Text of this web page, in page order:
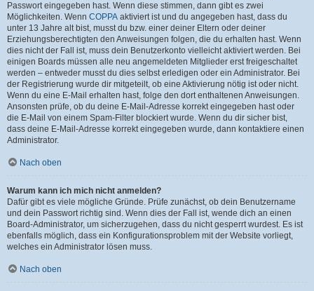
Passwort eingegeben hast. Wenn diese stimmen, dann gibt es zwei
Möglichkeiten. Wenn COPPA aktiviert ist und du angegeben hast, dass du
unter 13 Jahre alt bist, musst du bzw. einer deiner Eltern oder deiner
Erziehungsberechtigten den Anweisungen folgen, die du erhalten hast. Wenn
dies nicht der Fall ist, muss dein Benutzerkonto vielleicht aktiviert werden. Bei
einigen Boards müssen alle neu angemeldeten Mitglieder erst freigeschaltet
werden – entweder musst du dies selbst erledigen oder ein Administrator. Bei
der Registrierung wurde dir mitgeteilt, ob eine Aktivierung nötig ist oder nicht.
Wenn du eine E-Mail erhalten hast, folge den dort enthaltenen Anweisungen.
Ansonsten prüfe, ob du deine E-Mail-Adresse korrekt eingegeben hast oder
die E-Mail von einem Spam-Filter blockiert wurde. Wenn du dir sicher bist,
dass deine E-Mail-Adresse korrekt eingegeben wurde, dann kontaktiere einen
Administrator.
Nach oben
Warum kann ich mich nicht anmelden?
Dafür gibt es viele mögliche Gründe. Prüfe zunächst, ob dein Benutzername
und dein Passwort richtig sind. Wenn dies der Fall ist, wende dich an einen
Board-Administrator, um sicherzugehen, dass du nicht gesperrt wurdest. Es ist
ebenfalls möglich, dass ein Konfigurationsproblem mit der Website vorliegt,
welches ein Administrator lösen muss.
Nach oben